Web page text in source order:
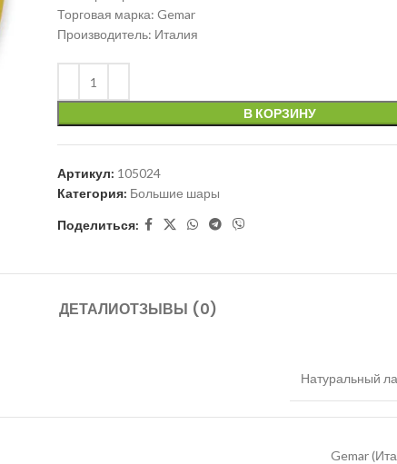
Торговая марка: Gemar
Производитель: Италия
В КОРЗИНУ
Артикул: 105024
Категория: Большие шары
Поделиться:
ДЕТАЛИОТЗЫВЫ (0)
Натуральный
Gemar